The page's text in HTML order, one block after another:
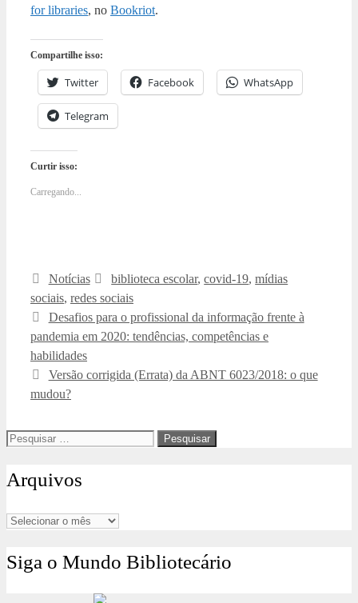
for libraries, no Bookriot.
Compartilhe isso:
Twitter Facebook WhatsApp
Telegram
Curtir isso:
Carregando...
Categorias
Notícias Tags
biblioteca escolar,covid-19,mídias
sociais, redes sociais
Desafios para o profissional da informação frente à
pandemia em 2020: tendências, competências e
habilidades
Versão corrigida (Errata) da ABNT 6023/2018: o que
mudou?
Pesquisar
Arquivos
Arquivos
Siga o Mundo Bibliotecário